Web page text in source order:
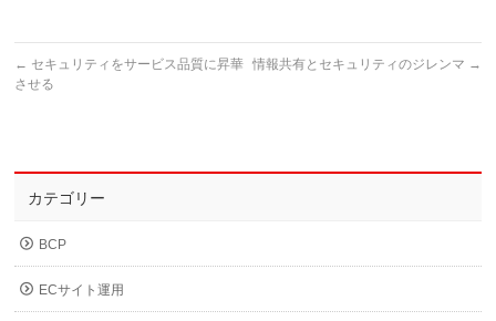
← セキュリティをサービス品質に昇華
させる
情報共有とセキュリティのジレンマ →
カテゴリー
BCP
ECサイト運用